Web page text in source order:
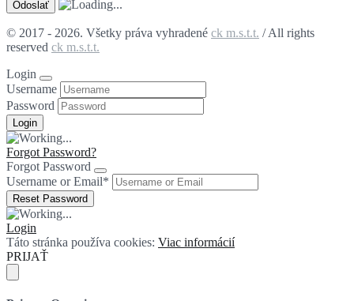
© 2017 - 2026. Všetky práva vyhradené ck m.s.t.t. / All rights
reserved ck m.s.t.t.
Login
Username
Password
Forgot Password?
Forgot Password
Username or Email*
Login
Táto stránka používa cookies: Viac informácií
PRIJAŤ